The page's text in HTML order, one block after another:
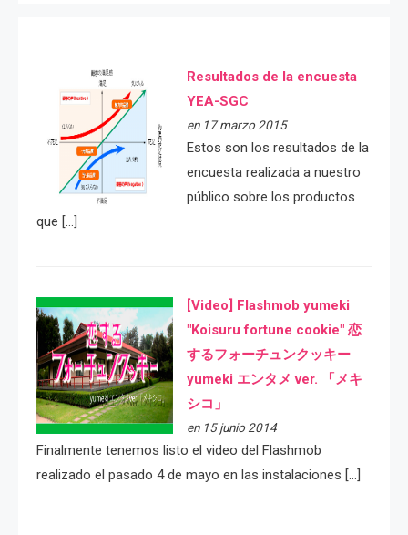
Resultados de la encuesta
YEA-SGC
en 17 marzo 2015
Estos son los resultados de la
encuesta realizada a nuestro
público sobre los productos
que […]
[Video] Flashmob yumeki
"Koisuru fortune cookie" 恋
するフォーチュンクッキー
yumeki エンタメ ver. 「メキ
シコ」
en 15 junio 2014
Finalmente tenemos listo el video del Flashmob
realizado el pasado 4 de mayo en las instalaciones […]